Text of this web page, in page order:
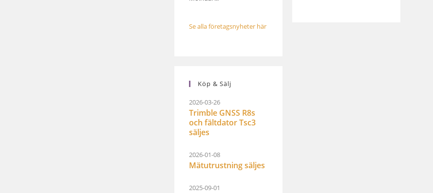
Se alla företagsnyheter här
Köp & Sälj
2026-03-26
Trimble GNSS R8s
och fältdator Tsc3
säljes
2026-01-08
Mätutrustning säljes
2025-09-01